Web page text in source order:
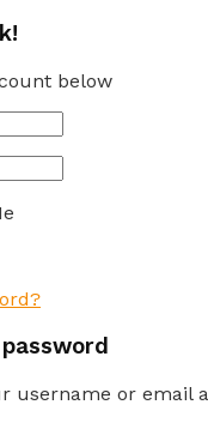
below
username or email